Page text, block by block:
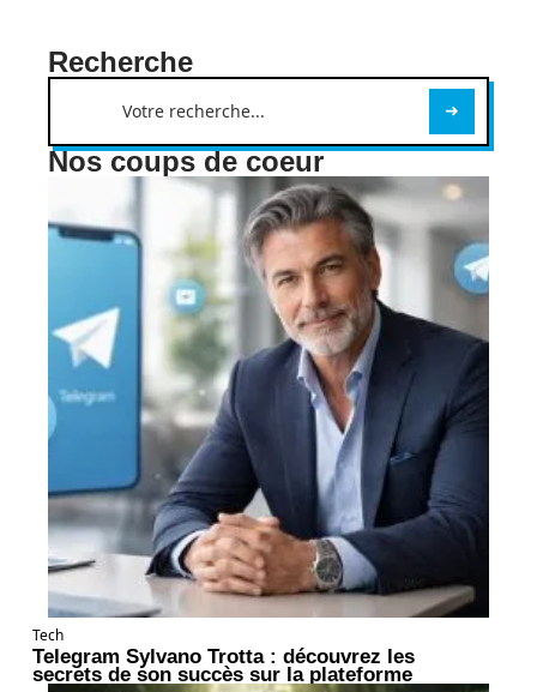
Recherche
Nos coups de coeur
Tech
Telegram Sylvano Trotta : découvrez les
secrets de son succès sur la plateforme